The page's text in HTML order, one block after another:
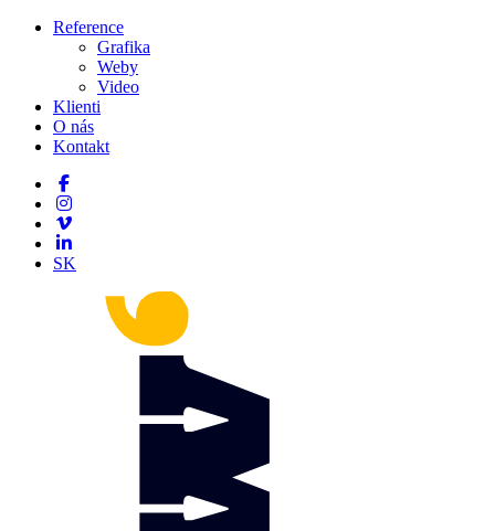
Reference
Grafika
Weby
Video
Klienti
O nás
Kontakt
SK